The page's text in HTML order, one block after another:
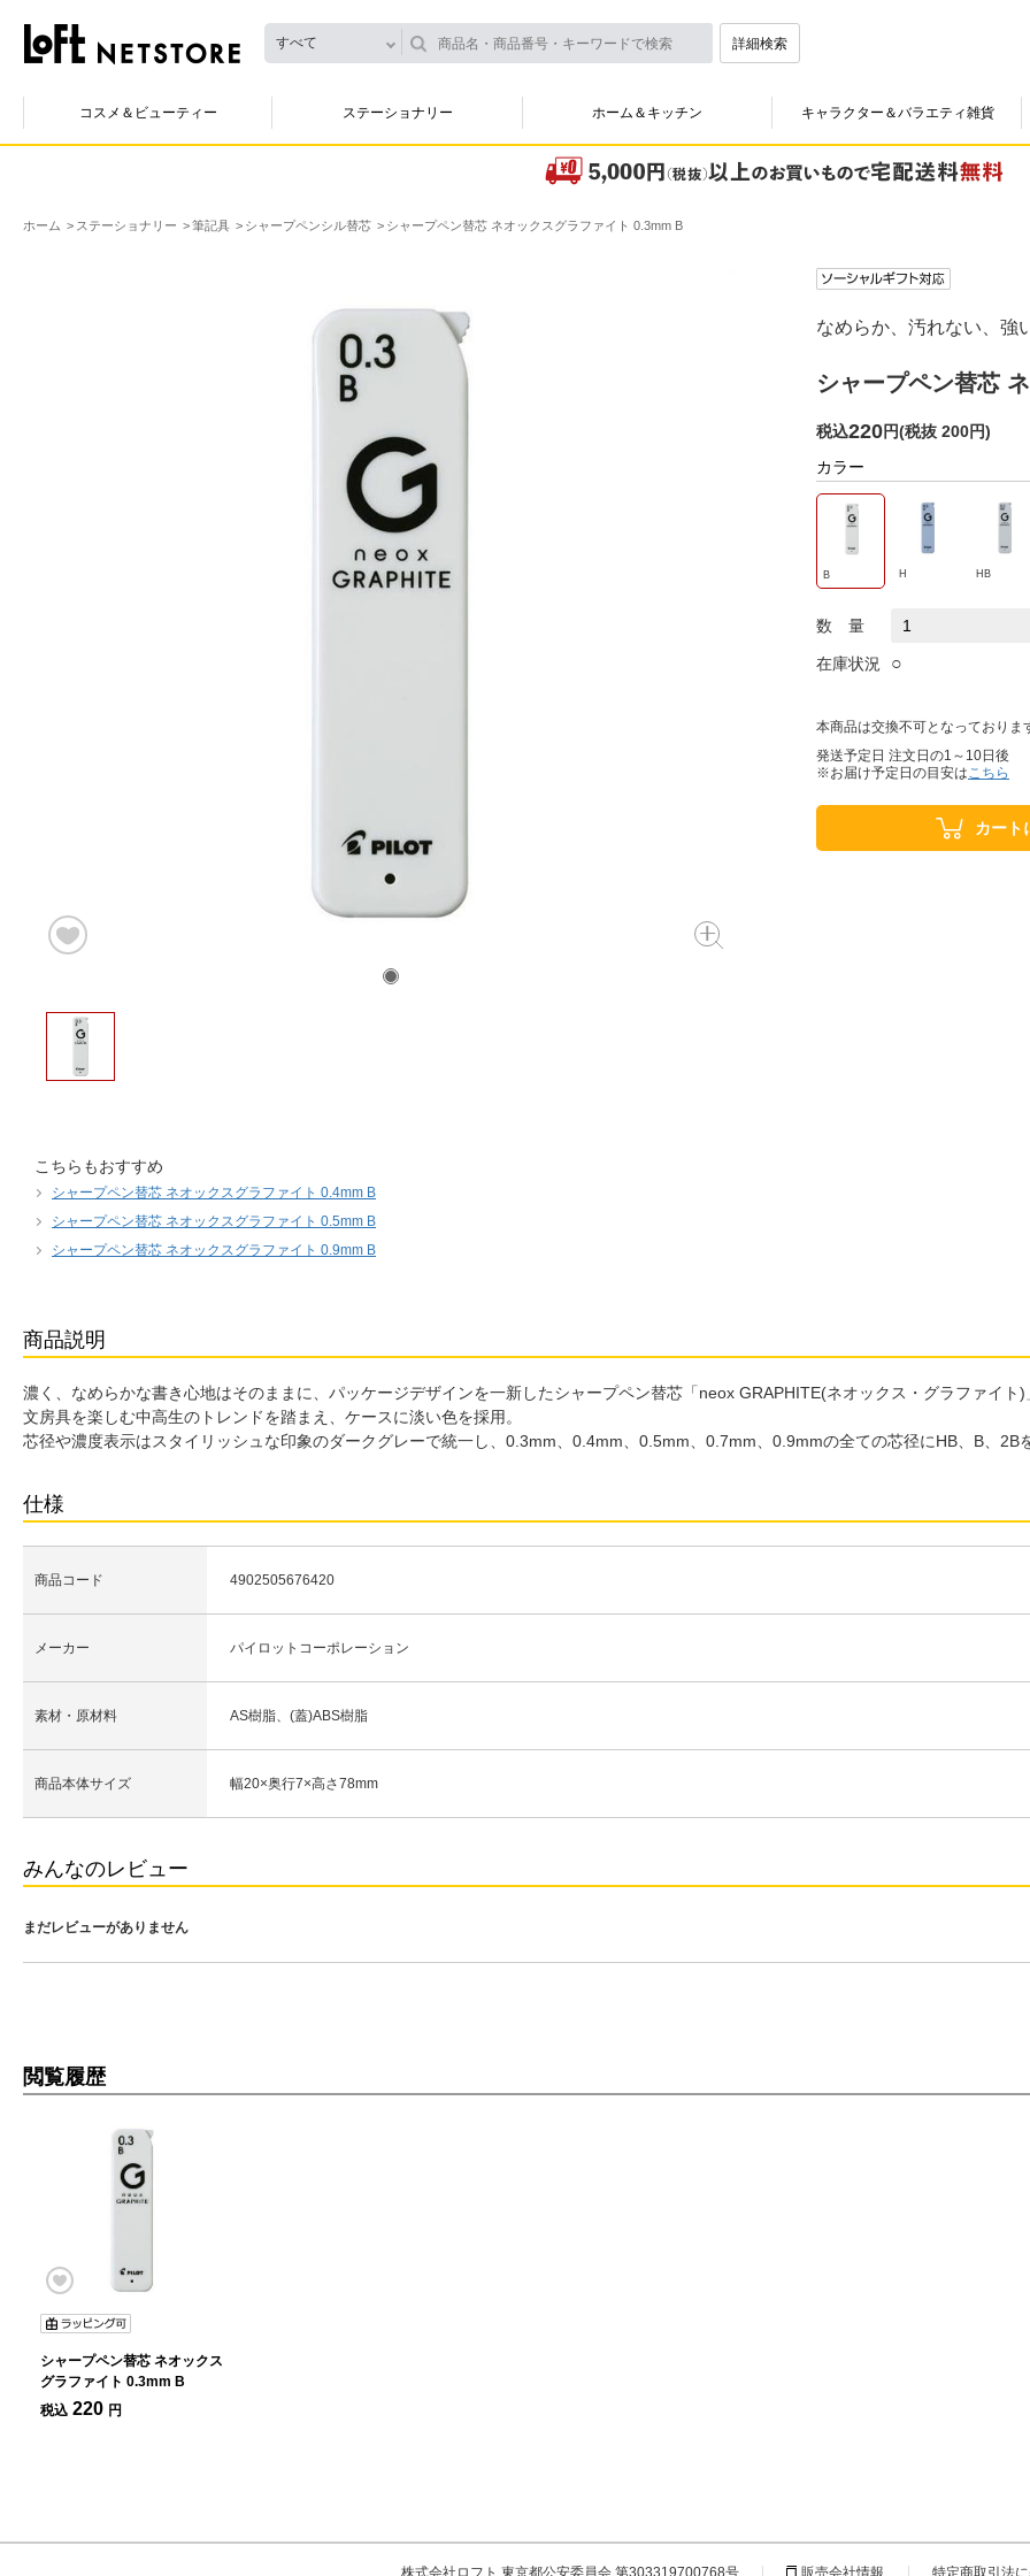
すべて 詳細検索
コスメ＆ビューティー ステーショナリー ホーム＆キッチン キャラクター＆バラエティ雑貨
ホーム ステーショナリー 筆記具 シャープペンシル替芯 シャープペン替芯 ネオックスグラファイト 0.3mm B
なめらか、汚れない、強
シャープペン替芯
税込220円(税抜 200円)
カラー
B H HB
数 量
在庫状況 ○
本商品は交換不可となっておりま
発送予定日 注文日の1～10日後
※お届け予定日の目安はこちら
カート
こちらもおすすめ
シャープペン替芯 ネオックスグラファイト 0.4mm B
シャープペン替芯 ネオックスグラファイト 0.5mm B
シャープペン替芯 ネオックスグラファイト 0.9mm B
商品説明
濃く、なめらかな書き心地はそのままに、パッケージデザインを一新したシャープペン替芯「neox GRAPHITE(ネオックス・グラファイト)
文房具を楽しむ中高生のトレンドを踏まえ、ケースに淡い色を採用。
芯径や濃度表示はスタイリッシュな印象のダークグレーで統一し、0.3mm、0.4mm、0.5mm、0.7mm、0.9mmの全ての芯径にHB、B、2B
仕様
商品コード 4902505676420
メーカー パイロットコーポレーション
素材・原材料 AS樹脂、(蓋)ABS樹脂
商品本体サイズ 幅20×奥行7×高さ78mm
みんなのレビュー
まだレビューがありません
閲覧履歴
シャープペン替芯 ネオックス
グラファイト 0.3mm B
税込 220 円
株式会社ロフト 東京都公安委員会 第303319700768号 販売会社情報 特定商取引法